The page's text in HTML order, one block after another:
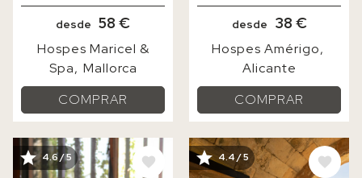
desde 58 €
Hospes Maricel &
Spa
Mallorca
COMPRAR
desde 38 €
Hospes Amérigo
Alicante
COMPRAR
IMAGE
4.6 / 5 IMAGE
4.4 / 5